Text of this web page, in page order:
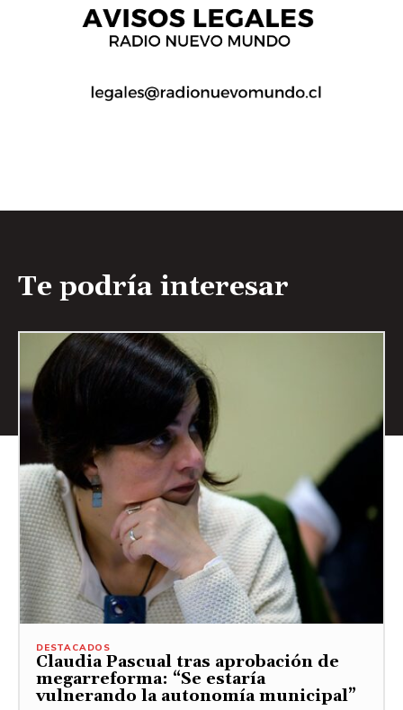
Te podría interesar
DESTACADOS
Claudia Pascual tras aprobación de
megarreforma: “Se estaría
vulnerando la autonomía municipal”